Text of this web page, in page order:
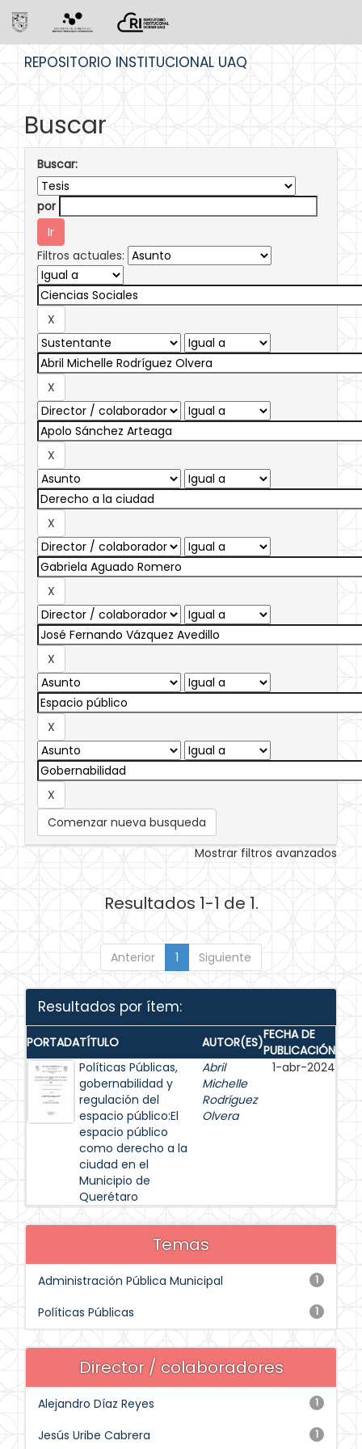
REPOSITORIO INSTITUCIONAL UAQ
Buscar
Buscar:
por
Filtros actuales:
Comenzar nueva busqueda
Mostrar filtros avanzados
Resultados 1-1 de 1.
Anterior 1 Siguiente
Resultados por ítem:
PORTADATÍTULO AUTOR(ES)FECHA DE
PUBLICACIÓN
Políticas Públicas,
gobernabilidad y
regulación del
espacio público:El
espacio público
como derecho a la
ciudad en el
Municipio de
Querétaro
Abril
Michelle
Rodríguez
Olvera
1-abr-2024
Temas
1
Administración Pública Municipal
1
Políticas Públicas
Director / colaboradores
1
Alejandro Díaz Reyes
1
Jesús Uribe Cabrera